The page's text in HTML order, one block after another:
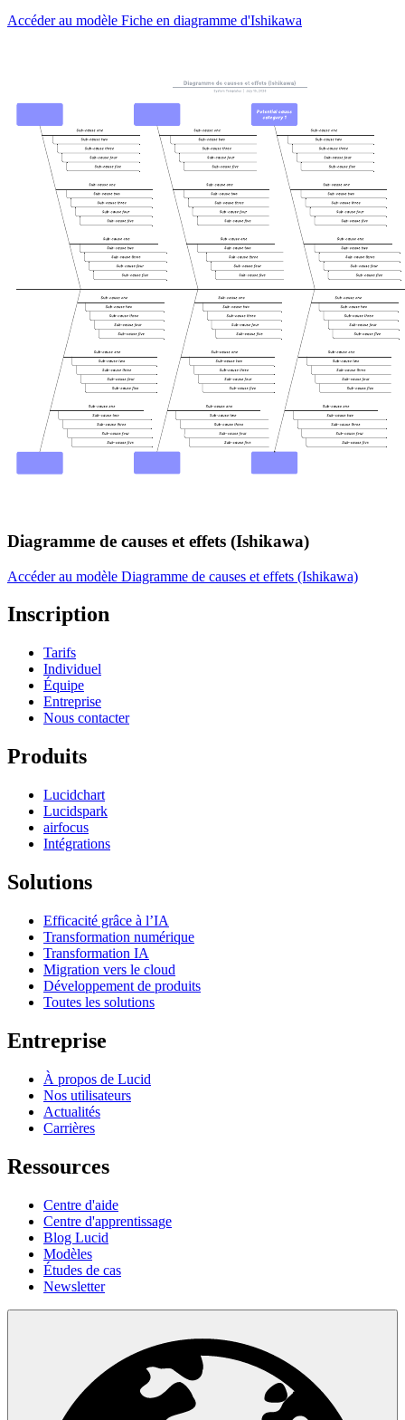
Accéder au modèle Fiche en diagramme d'Ishikawa
Diagramme de causes et effets (Ishikawa)
Accéder au modèle Diagramme de causes et effets (Ishikawa)
Inscription
Tarifs
Individuel
Équipe
Entreprise
Nous contacter
Produits
Lucidchart
Lucidspark
airfocus
Intégrations
Solutions
Efficacité grâce à l’IA
Transformation numérique
Transformation IA
Migration vers le cloud
Développement de produits
Toutes les solutions
Entreprise
À propos de Lucid
Nos utilisateurs
Actualités
Carrières
Ressources
Centre d'aide
Centre d'apprentissage
Blog Lucid
Modèles
Études de cas
Newsletter